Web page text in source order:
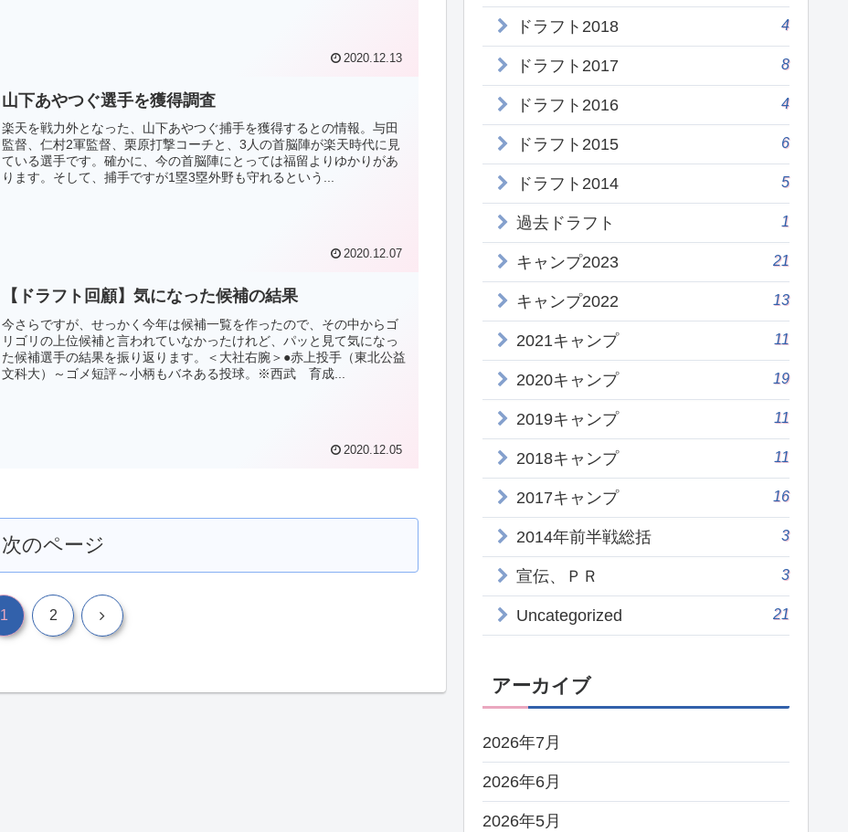
2020.12.13
山下あやつぐ選手を獲得調査
楽天を戦力外となった、山下あやつぐ捕手を獲得するとの情報。与田
監督、仁村2軍監督、栗原打撃コーチと、3人の首脳陣が楽天時代に見
ている選手です。確かに、今の首脳陣にとっては福留よりゆかりがあ
ります。そして、捕手ですが1塁3塁外野も守れるという...
2020.12.07
【ドラフト回顧】気になった候補の結果
今さらですが、せっかく今年は候補一覧を作ったので、その中からゴ
リゴリの上位候補と言われていなかったけれど、パッと見て気になっ
た候補選手の結果を振り返ります。＜大社右腕＞●赤上投手（東北公益
文科大）～ゴメ短評～小柄もバネある投球。※西武 育成...
2020.12.05
次のページ
1 2 次
ドラフト2018 4
ドラフト2017 8
ドラフト2016 4
ドラフト2015 6
ドラフト2014 5
過去ドラフト 1
キャンプ2023 21
キャンプ2022 13
2021キャンプ 11
2020キャンプ 19
2019キャンプ 11
2018キャンプ 11
2017キャンプ 16
2014年前半戦総括 3
宣伝、ＰＲ 3
Uncategorized 21
アーカイブ
2026年7月
2026年6月
2026年5月